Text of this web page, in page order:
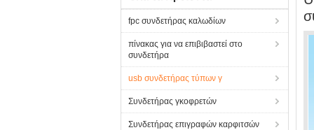
fpc συνδετήρας καλωδίων
πίνακας για να επιβιβαστεί στο
συνδετήρα
usb συνδετήρας τύπων γ
Συνδετήρας γκοφρετών
Συνδετήρας επιγραφών καρφιτσών